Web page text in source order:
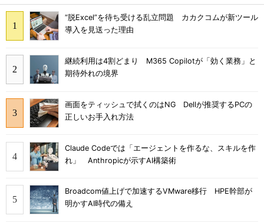
“脱Excel”を待ち受ける乱立問題 カカクコムが新ツール
導入を見送った理由
継続利用は4割どまり M365 Copilotが「効く業務」と
期待外れの境界
画面をティッシュで拭くのはNG Dellが推奨するPCの
正しいお手入れ方法
Claude Codeでは「エージェントを作るな、スキルを作
れ」 Anthropicが示すAI構築術
Broadcom値上げで加速するVMware移行 HPE幹部が
明かすAI時代の備え